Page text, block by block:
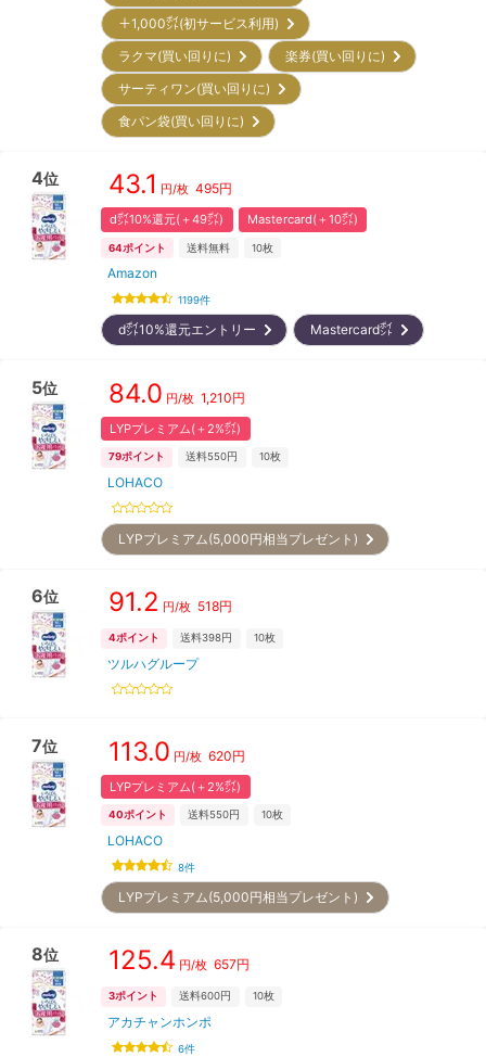
＋1,000㌽(初サービス利用)
ラクマ(買い回りに)
楽券(買い回りに)
サーティワン(買い回りに)
食パン袋(買い回りに)
4位 43.1 円/枚 495円
d㌽10%還元(＋49㌽) Mastercard(＋10㌽)
64ポイント 送料無料 10枚
Amazon
1199件
d㌽10%還元エントリー Mastercard㌽
5位 84.0 円/枚 1,210円
LYPプレミアム(＋2%㌽)
79ポイント 送料550円 10枚
LOHACO
LYPプレミアム(5,000円相当プレゼント)
6位 91.2 円/枚 518円
4ポイント 送料398円 10枚
ツルハグループ
7位 113.0 円/枚 620円
LYPプレミアム(＋2%㌽)
40ポイント 送料550円 10枚
LOHACO
8件
LYPプレミアム(5,000円相当プレゼント)
8位 125.4 円/枚 657円
3ポイント 送料600円 10枚
アカチャンホンポ
6件